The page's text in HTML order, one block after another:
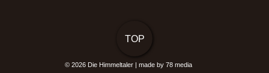
TOP
© 2026 Die Himmeltaler | made by 78 media